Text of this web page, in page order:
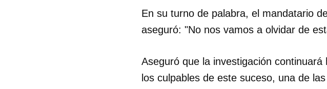
En su turno de palabra, el mandatario
aseguró: "No nos vamos a olvidar de
Aseguró que la investigación
los culpables de este suceso, una de